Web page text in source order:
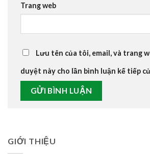
Trang web
Lưu tên của tôi, email, và trang
duyệt này cho lần bình luận kế tiếp
GIỚI THIỆU